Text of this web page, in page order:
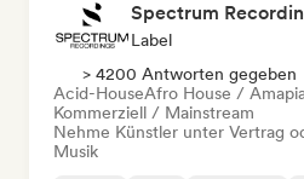
Spectrum
Label
> 4200 Antworten gegeben
Acid-HouseAfro House /
Kommerziell / Mainstream
Nehme Künstler unter Vertrag
Musik